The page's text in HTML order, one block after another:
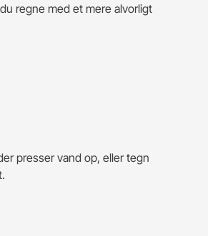
regne med et mere alvorligt
presser vand op, eller tegn